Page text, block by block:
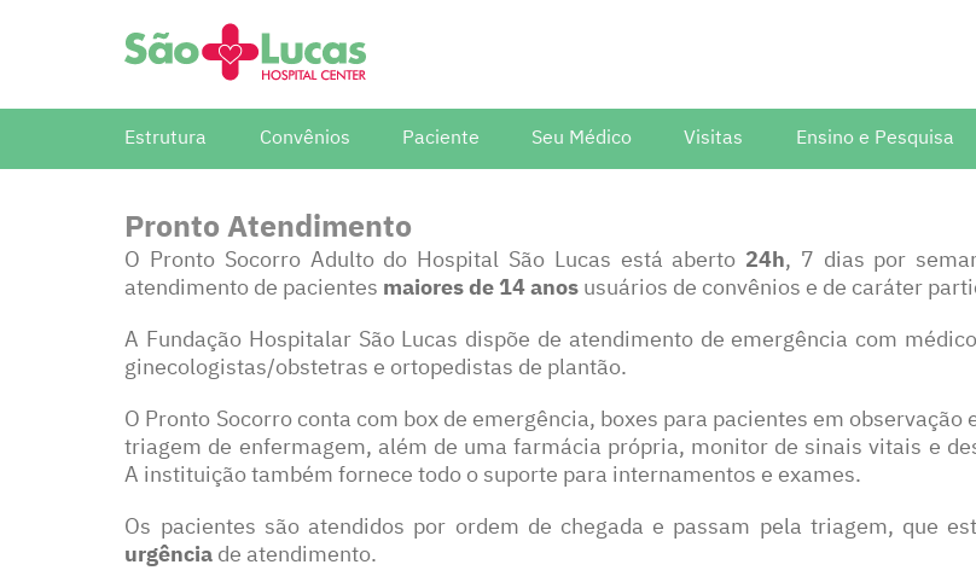
Estrutura Convênios Paciente
Horário de Atendimento
Preparação para exames
Seu Médico Visitas Ensino e Pesquisa
Documentação Comitê de Ética
Estágio
Projetos e Pesquisas
Processo Seletivo
Periódicos
Solicitar Visita técnica
Pronto Atendimento
O Pronto Socorro Adulto do Hospital São Lucas está aberto 24h, 7 dias por
atendimento de pacientes maiores de 14 anos usuários de convênios e de caráter
A Fundação Hospitalar São Lucas dispõe de atendimento de emergência com
ginecologistas/obstetras e ortopedistas de plantão.
O Pronto Socorro conta com box de emergência, boxes para pacientes em observação
triagem de enfermagem, além de uma farmácia própria, monitor de sinais vitais e
A instituição também fornece todo o suporte para internamentos e exames.
Os pacientes são atendidos por ordem de chegada e passam pela triagem, que
urgência de atendimento.